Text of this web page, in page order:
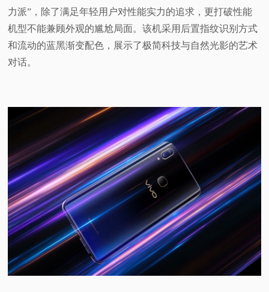
力派”，除了满足年轻用户对性能实力的追求，更打破性能
机型不能兼顾外观的尴尬局面。该机采用后置指纹识别方式
和流动的蓝黑渐变配色，展示了极简科技与自然光影的艺术
对话。